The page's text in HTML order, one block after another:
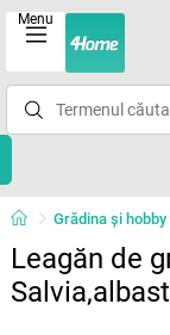
Menu
Grădina şi hobby
Leagăn de